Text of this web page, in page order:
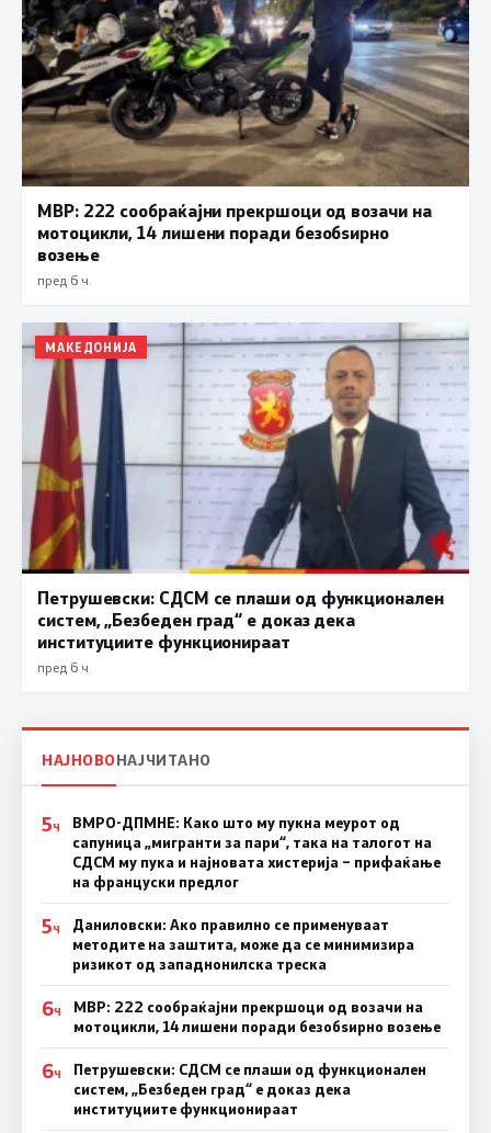
МВР: 222 сообраќајни прекршоци од возачи на
мотоцикли, 14 лишени поради безобѕирно
возење
пред 6 ч.
МАКЕДОНИЈА
Петрушевски: СДСМ се плаши од функционален
систем, „Безбеден град“ е доказ дека
институциите функционираат
пред 6 ч.
НАЈНОВОНАЈЧИТАНО
5Ч
ВМРО-ДПМНЕ: Како што му пукна меурот од
сапуница „мигранти за пари“, така на талогот на
СДСМ му пука и најновата хистерија – прифаќање
на француски предлог
5Ч
Даниловски: Ако правилно се применуваат
методите на заштита, може да се минимизира
ризикот од западнонилска треска
6Ч
МВР: 222 сообраќајни прекршоци од возачи на
мотоцикли, 14 лишени поради безобѕирно возење
6Ч
Петрушевски: СДСМ се плаши од функционален
систем, „Безбеден град“ е доказ дека
институциите функционираат